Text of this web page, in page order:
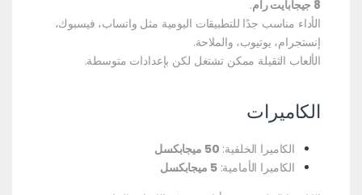
8 جيجابايت رام
.
الأداء مناسب جدًا للتطبيقات اليومية مثل واتساب، فيسبوك،
إنستجرام، يوتيوب، والملاحة.
الألعاب الثقيلة ممكن تشتغل لكن بإعدادات متوسطة.
الكاميرات
الكاميرا الخلفية: 50 ميجابكسل
الكاميرا الأمامية:5 ميجابكسل